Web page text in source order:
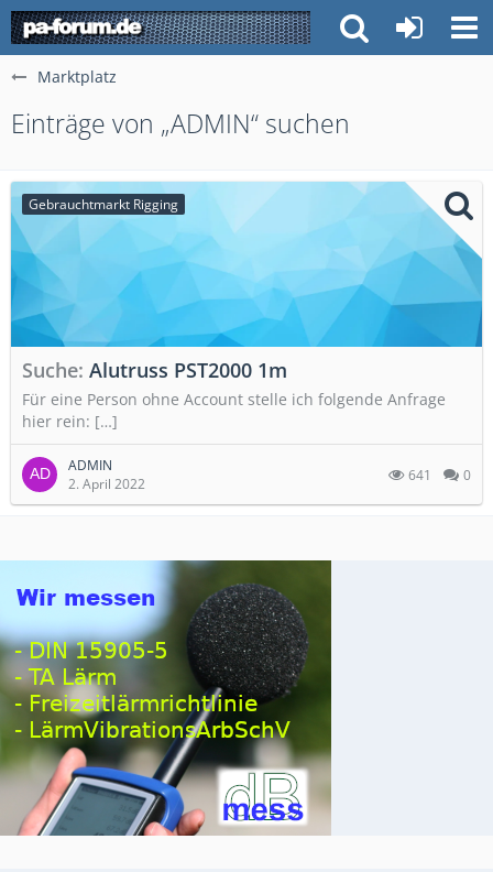
Marktplatz
Einträge von „ADMIN“ suchen
Gebrauchtmarkt Rigging
Suche Alutruss PST2000 1m
Für eine Person ohne Account stelle ich folgende Anfrage
hier rein: […]
ADMIN
2. April 2022
641 0